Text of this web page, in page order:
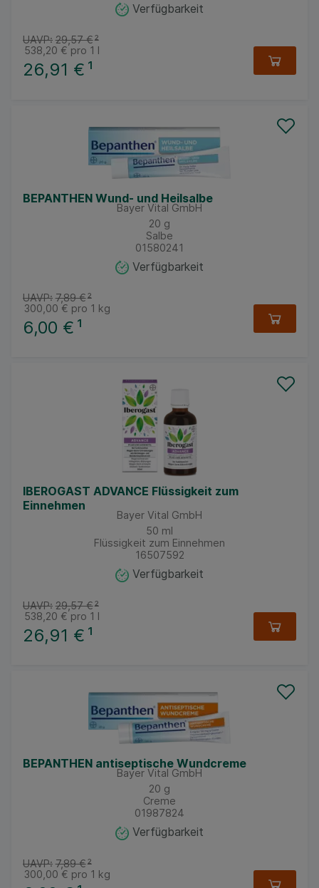
Verfügbarkeit
26,91 € ¹
UAVP: 29,57 €²
538,20 € pro 1 l
BEPANTHEN Wund- und Heilsalbe
Bayer Vital GmbH
20 g
Salbe
01580241
Verfügbarkeit
6,00 € ¹
UAVP: 7,89 €²
300,00 € pro 1 kg
IBEROGAST ADVANCE Flüssigkeit zum
Einnehmen
Bayer Vital GmbH
50 ml
Flüssigkeit zum Einnehmen
16507592
Verfügbarkeit
26,91 € ¹
UAVP: 29,57 €²
538,20 € pro 1 l
BEPANTHEN antiseptische Wundcreme
Bayer Vital GmbH
20 g
Creme
01987824
Verfügbarkeit
UAVP: 7,89 €²
300,00 € pro 1 kg